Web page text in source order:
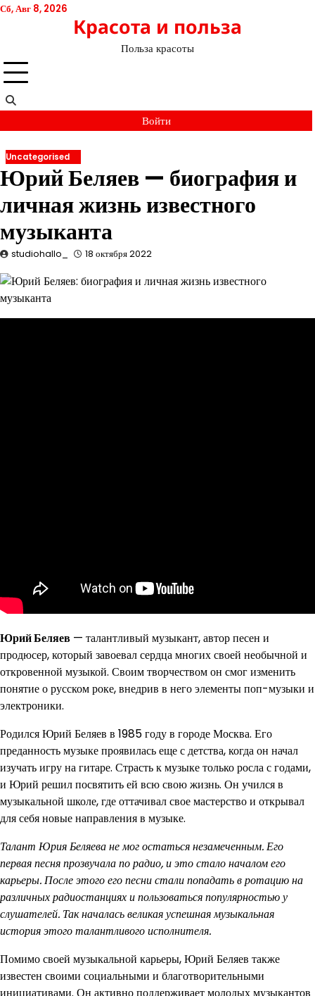
Перейти
Сб, Авг 8, 2026
Красота и польза
Польза красоты
Войти
Uncategorised
Юрий Беляев — биография и
личная жизнь известного
музыканта
studiohallo_ 18 октября 2022
Юрий Беляев — талантливый музыкант, автор песен и
продюсер, который завоевал сердца многих своей необычной и
откровенной музыкой. Своим творчеством он смог изменить
понятие о русском роке, внедрив в него элементы поп-музыки и
электроники.
Родился Юрий Беляев в 1985 году в городе Москва. Его
преданность музыке проявилась еще с детства, когда он начал
изучать игру на гитаре. Страсть к музыке только росла с годами,
и Юрий решил посвятить ей всю свою жизнь. Он учился в
музыкальной школе, где оттачивал свое мастерство и открывал
для себя новые направления в музыке.
Талант Юрия Беляева не мог остаться незамеченным. Его
первая песня прозвучала по радио, и это стало началом его
карьеры. После этого его песни стали попадать в ротацию на
различных радиостанциях и пользоваться популярностью у
слушателей. Так началась великая успешная музыкальная
история этого талантливого исполнителя.
Помимо своей музыкальной карьеры, Юрий Беляев также
известен своими социальными и благотворительными